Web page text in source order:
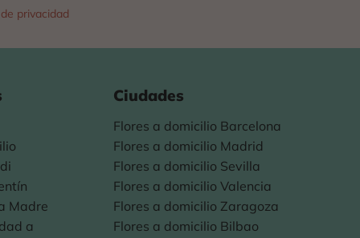
privacidad
Madre
a
Ciudades
Flores a domicilio Barcelona
Flores a domicilio Madrid
Flores a domicilio Sevilla
Flores a domicilio Valencia
Flores a domicilio Zaragoza
Flores a domicilio Bilbao